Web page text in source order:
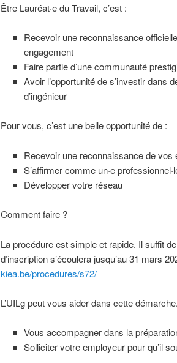
Être Lauréat·e du Travail, c’est :
Recevoir une reconnaissance
engagement
Faire partie d’une communauté
Avoir l’opportunité de s’investir dans
d’ingénieur
Pour vous, c’est une belle opportunité de :
Recevoir une reconnaissance de vos
S’affirmer comme un·e
Développer votre réseau
Comment faire ?
La procédure est simple et rapide. Il suffit
d’inscription s’écoulera jusqu’au 31 mars
kiea.be/procedures/s72/
L’UILg peut vous aider dans cette
Vous accompagner dans la
Solliciter votre employeur pour qu’il